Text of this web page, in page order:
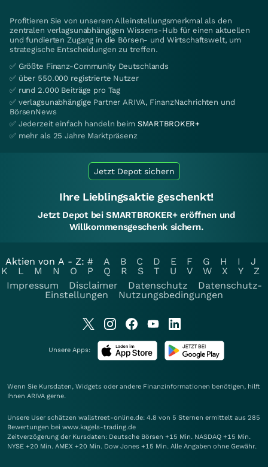
Profitieren Sie von unserem Alleinstellungsmerkmal als den
zentralen verlagsunabhängigen Wissens-Hub für einen aktuellen
und fundierten Zugang in die Börsen- und Wirtschaftswelt, um
strategische Entscheidungen zu treffen.
✅ Größte Finanz-Community Deutschlands
✅ über 550.000 registrierte Nutzer
✅ rund 2.000 Beiträge pro Tag
✅ verlagsunabhängige Partner ARIVA, FinanzNachrichten und
BörsenNews
✅ Jederzeit einfach handeln beim SMARTBROKER+
✅ mehr als 25 Jahre Marktpräsenz
Jetzt Depot sichern
Ihre Lieblingsaktie geschenkt!
Jetzt Depot bei SMARTBROKER+ eröffnen und
Willkommensgeschenk sichern.
Aktien von A - Z: # A B C D E F G H I
J
K
L M N O P Q R S T U V W X Y
Z
Impressum
Disclaimer Datenschutz
Datenschutz-
Einstellungen
Nutzungsbedingungen
Unsere Apps:
Wenn Sie Kursdaten, Widgets oder andere Finanzinformationen benötigen, hilft
Ihnen ARIVA gerne.
Unsere User schätzen wallstreet-online.de: 4.8 von 5 Sternen ermittelt aus 285
Bewertungen bei www.kagels-trading.de
Zeitverzögerung der Kursdaten: Deutsche Börsen +15 Min. NASDAQ +15 Min.
NYSE +20 Min. AMEX +20 Min. Dow Jones +15 Min. Alle Angaben ohne Gewähr.